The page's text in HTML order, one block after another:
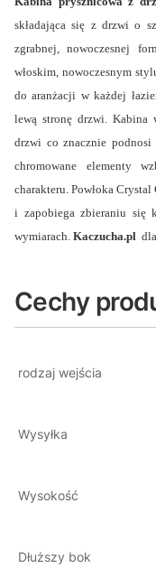
składająca się z drzwi o
zgrabnej, nowoczesnej
włoskim, nowoczesnym
do aranżacji w każdej
lewą stronę drzwi. Kabina
drzwi co znacznie
chromowane elementy
charakteru. Powłoka
i zapobiega zbieraniu się
wymiarach. Kaczucha.pl
Cechy
rodzaj wejścia
Wysyłka
Wysokość
Dłuższy bok